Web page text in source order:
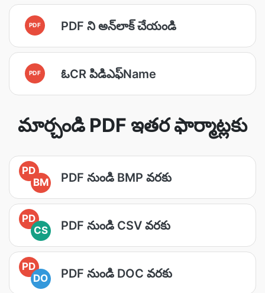
PDF PDF ని అన్‌లాక్ చేయండి
PDF ఓCR పిడిఎఫ్Name
మార్చండి PDF ఇతర ఫార్మాట్లకు
PD
BM
PDF నుండి BMP వరకు
PD
CS
PDF నుండి CSV వరకు
PD
DO
PDF నుండి DOC వరకు